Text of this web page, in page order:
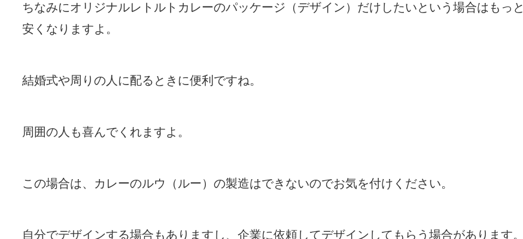
ちなみにオリジナルレトルトカレーのパッケージ（デザイン）だけしたいという場合はもっと
安くなりますよ。
結婚式や周りの人に配るときに便利ですね。
周囲の人も喜んでくれますよ。
この場合は、カレーのルウ（ルー）の製造はできないのでお気を付けください。
自分でデザインする場合もありますし、企業に依頼してデザインしてもらう場合があります。